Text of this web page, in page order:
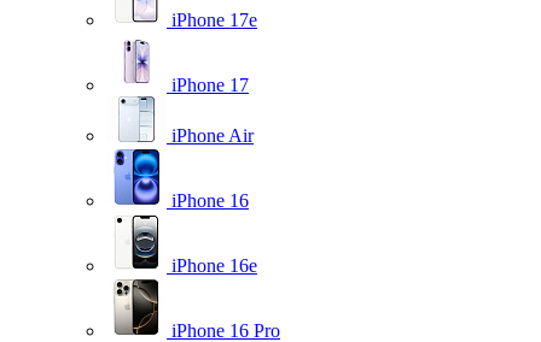
iPhone 17e
iPhone 17
iPhone Air
iPhone 16
iPhone 16e
iPhone 16 Pro